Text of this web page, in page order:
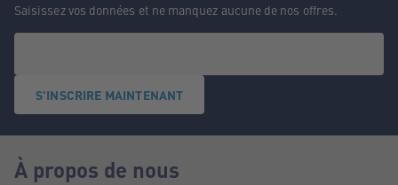
Saisissez vos données et ne manquez aucune de nos offres.
S'INSCRIRE MAINTENANT
À propos de nous